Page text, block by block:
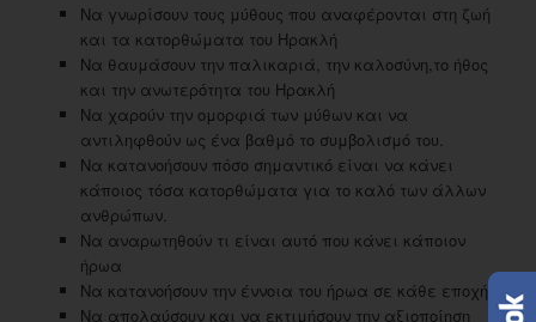
Να γνωρίσουν τους μύθους που αναφέρονται στη ζωή
και τα κατορθώματα του Ηρακλή
Να θαυμάσουν την παλικαριά, την καλοσύνη,το ήθος
και την ανωτερότητα του Ηρακλή
Να χαρούν την ομορφιά των μύθων και να
αντιληφθούν ως ένα βαθμό το συμβολισμό του.
Να κατανοήσουν πόσο σημαντικό είναι να κάνει
κάποιος τόσα κατορθώματα για το καλό των άλλων
ανθρώπων.
Να αναρωτηθούν τι είναι αυτό που κάνει κάποιον
ήρωα
Να κατανοήσουν την έννοια του ήρωα σε κάθε εποχή
Να απολαύσουν και να εκτιμήσουν την αξιοποίηση